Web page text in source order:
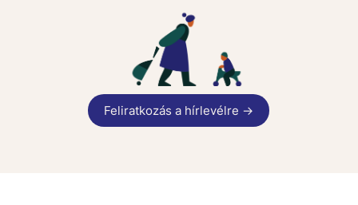
Feliratkozás a hírlevélre →